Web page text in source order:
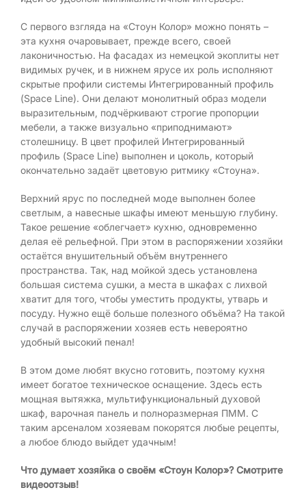
С первого взгляда на «Стоун Колор» можно понять –
эта кухня очаровывает, прежде всего, своей
лаконичностью. На фасадах из немецкой экоплиты нет
видимых ручек, и в нижнем ярусе их роль исполняют
скрытые профили системы Интегрированный профиль
(Space Line). Они делают монолитный образ модели
выразительным, подчёркивают строгие пропорции
мебели, а также визуально «приподнимают»
столешницу. В цвет профилей Интегрированный
профиль (Space Line) выполнен и цоколь, который
окончательно задаёт цветовую ритмику «Стоуна».
Верхний ярус по последней моде выполнен более
светлым, а навесные шкафы имеют меньшую глубину.
Такое решение «облегчает» кухню, одновременно
делая её рельефной. При этом в распоряжении хозяйки
остаётся внушительный объём внутреннего
пространства. Так, над мойкой здесь установлена
большая система сушки, а места в шкафах с лихвой
хватит для того, чтобы уместить продукты, утварь и
посуду. Нужно ещё больше полезного объёма? На такой
случай в распоряжении хозяев есть невероятно
удобный высокий пенал!
В этом доме любят вкусно готовить, поэтому кухня
имеет богатое техническое оснащение. Здесь есть
мощная вытяжка, мультифункциональный духовой
шкаф, варочная панель и полноразмерная ПММ. С
таким арсеналом хозяевам покорятся любые рецепты,
а любое блюдо выйдет удачным!
Что думает хозяйка о своём «Стоун Колор»? Смотрите
видеоотзыв!